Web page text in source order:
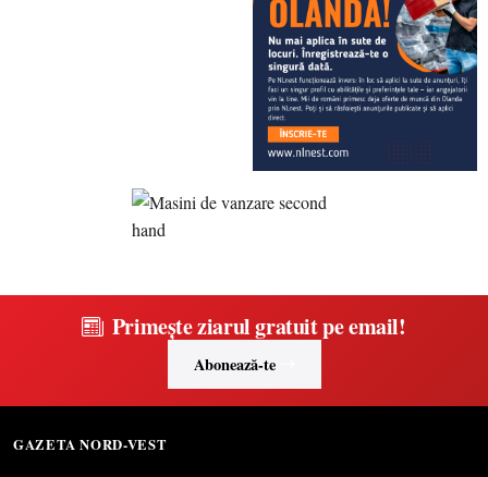
Primește ziarul gratuit pe email!
Abonează-te
GAZETA NORD-VEST